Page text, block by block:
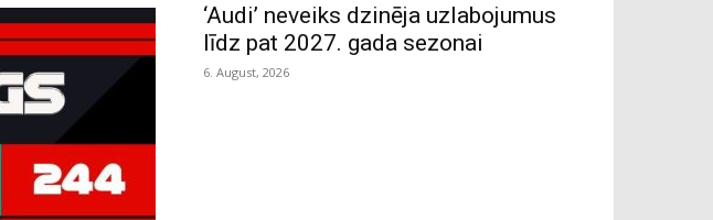
‘Audi’ neveiks dzinēja uzlabojumus
līdz pat 2027. gada sezonai
6. August, 2026